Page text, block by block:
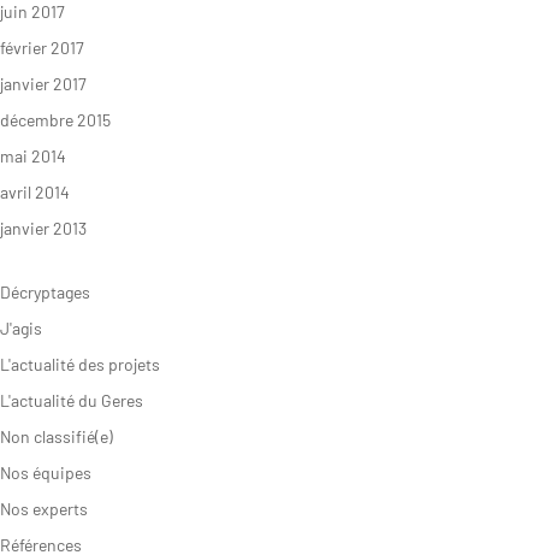
juin 2017
février 2017
janvier 2017
décembre 2015
mai 2014
avril 2014
janvier 2013
Décryptages
J'agis
L'actualité des projets
L'actualité du Geres
Non classifié(e)
Nos équipes
Nos experts
Références